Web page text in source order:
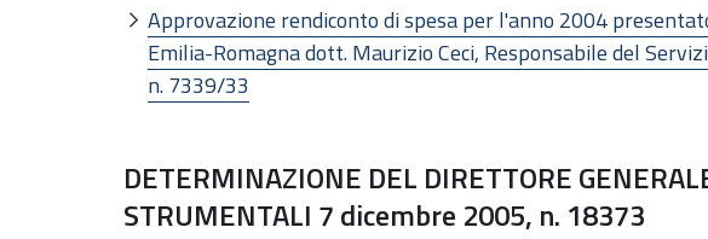
Approvazione rendiconto di spesa per l'anno 2004
Emilia-Romagna dott. Maurizio Ceci, Responsabile del
n. 7339/33
DETERMINAZIONE DEL DIRETTORE
STRUMENTALI 7 dicembre 2005, n. 18373